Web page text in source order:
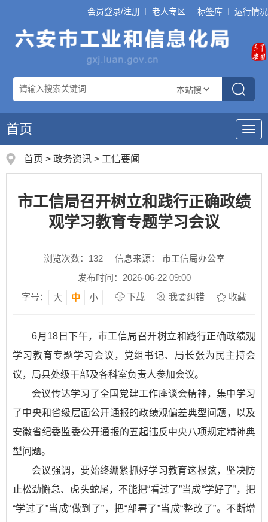
会员登录/注册 老人专区 标签库 运行情况
导
航
首页
首页 > 政务资讯 > 工信要闻
市工信局召开树立和践行正确政绩
观学习教育专题学习会议
浏览次数： 132
信息来源： 市工信局办公室
发布时间：2026-06-22 09:00
字号：
大 中 小 下载 我要纠错 收藏
6月18日下午，市工信局召开树立和践行正确政绩观
学习教育专题学习会议，党组书记、局长张为民主持会
议，局县处级干部及各科室负责人参加会议。
会议传达学习了全国党建工作座谈会精神，集中学习
了中央和省级层面公开通报的政绩观偏差典型问题，以及
安徽省纪委监委公开通报的五起违反中央八项规定精神典
型问题。
会议强调，要始终绷紧抓好学习教育这根弦，坚决防
止松劲懈怠、虎头蛇尾，不能把“看过了”当成“学好了”，把
“学过了”当成“做到了”，把“部署了”当成“整改了”。不断增